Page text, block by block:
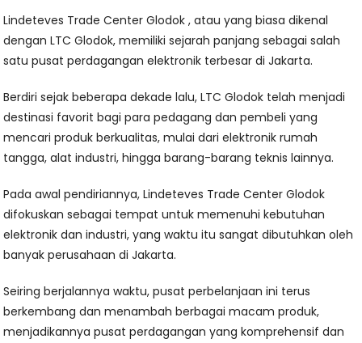
Lindeteves Trade Center Glodok , atau yang biasa dikenal
dengan LTC Glodok, memiliki sejarah panjang sebagai salah
satu pusat perdagangan elektronik terbesar di Jakarta.
Berdiri sejak beberapa dekade lalu, LTC Glodok telah menjadi
destinasi favorit bagi para pedagang dan pembeli yang
mencari produk berkualitas, mulai dari elektronik rumah
tangga, alat industri, hingga barang-barang teknis lainnya.
Pada awal pendiriannya, Lindeteves Trade Center Glodok
difokuskan sebagai tempat untuk memenuhi kebutuhan
elektronik dan industri, yang waktu itu sangat dibutuhkan oleh
banyak perusahaan di Jakarta.
Seiring berjalannya waktu, pusat perbelanjaan ini terus
berkembang dan menambah berbagai macam produk,
menjadikannya pusat perdagangan yang komprehensif dan